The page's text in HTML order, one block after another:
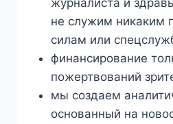
не служим никаким
силам или
финансирование
пожертвований
мы создаем
основанный на